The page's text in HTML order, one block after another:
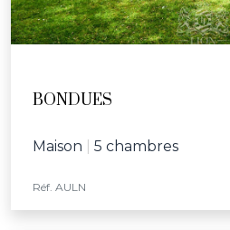
BONDUES
Maison 5 chambres
Réf. AULN